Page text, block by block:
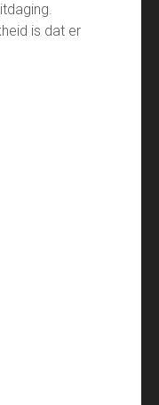
is dat er